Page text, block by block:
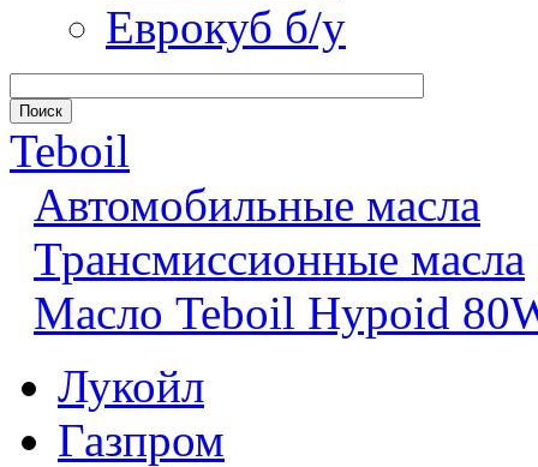
Еврокуб б/у
Teboil
Автомобильные масла
Трансмиссионные масла
Масло Teboil Hypoid
Лукойл
Газпром